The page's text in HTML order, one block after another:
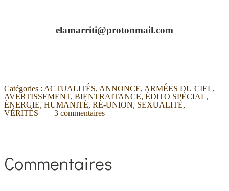
elamarriti@protonmail.com
Catégories : ACTUALITÉS, ANNONCE, ARMÉES DU CIEL,
AVERTISSEMENT,BIENTRAITANCE,ÉDITO SPÉCIAL,
ÉNERGIE,HUMANITÉ,RÉ-UNION, SEXUALITÉ,
VÉRITÉS
3 commentaires
Commentaires